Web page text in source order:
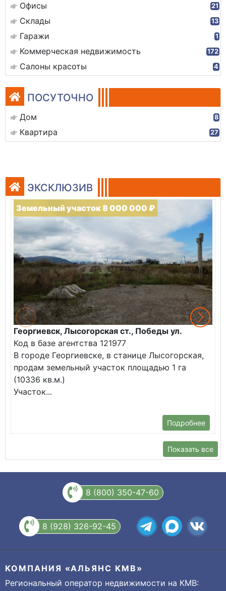
Офисы 21
Склады 13
Гаражи 1
Коммерческая недвижимость 172
Салоны красоты 4
ПОСУТОЧНО
Дом 8
Квартира 27
ЭКСКЛЮЗИВ
Земельный участок 8 000 000 ₽
Георгиевск, Лысогорская ст., Победы ул.
Код в базе агентства 121977
В городе Георгиевске, в станице Лысогорская,
продам земельный участок площадью 1 га
(10336 кв.м.)
Участок...
Подробнее
Показать все
8 (800) 350-47-60
8 (928) 326-92-45
КОМПАНИЯ «АЛЬЯНС КМВ»
Региональный оператор недвижимости на КМВ: